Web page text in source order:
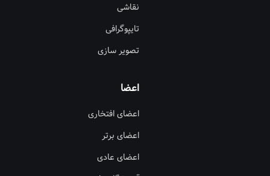
نقاشی
تایپوگرافی
تصویر سازی
اعضا
اعضای افتخاری
اعضای برتر
اعضای عادی